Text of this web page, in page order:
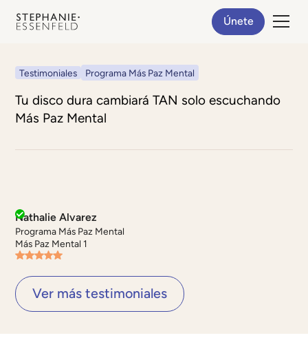
Únete
Testimoniales Programa Más Paz Mental
Tu disco dura cambiará TAN solo escuchando
Más Paz Mental
Nathalie Alvarez
Programa Más Paz Mental
Más Paz Mental 1
Ver más testimoniales